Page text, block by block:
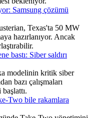
Samsung çözümü
Texas'ta 50 MW
hazırlanıyor. Ancak
bastı: Siber saldırı
modelinin kritik siber
bazı çalışmaları
Two bile rakamlara